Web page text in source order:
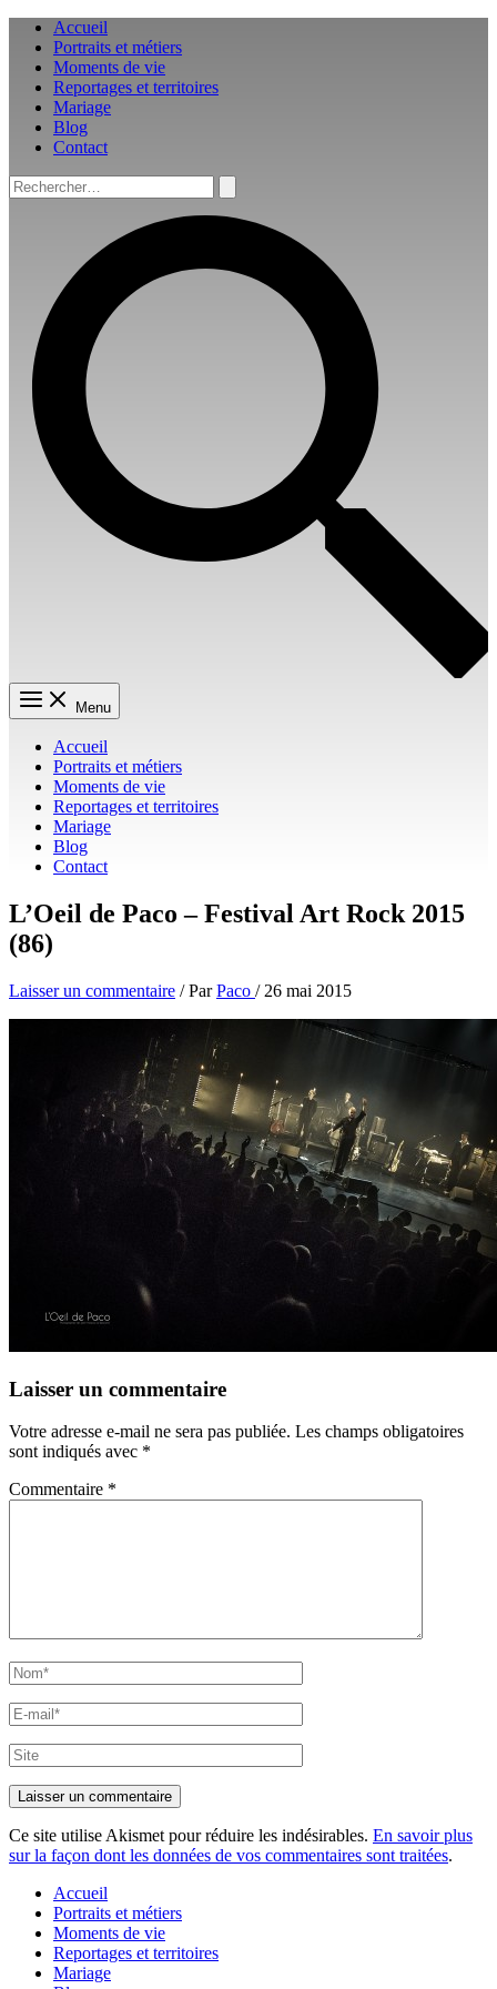
Aller
contenu
Accueil
Portraits et métiers
Moments de vie
Reportages et territoires
Mariage
Blog
Contact
Rechercher :
Menu
Accueil
Portraits et métiers
Moments de vie
Reportages et territoires
Mariage
Blog
Contact
L’Oeil de Paco – Festival Art Rock 2015
(86)
Laisser un commentaire / ParPaco / 26 mai 2015
Laisser un commentaire
Votre adresse e-mail ne sera pas publiée. Les champs obligatoires
sont indiqués avec *
Commentaire *
Nom*
E-
mail*
Site
Ce site utilise Akismet pour réduire les indésirables. En savoir plus
sur la façon dont les données de vos commentaires sont traitées.
Accueil
Portraits et métiers
Moments de vie
Reportages et territoires
Mariage